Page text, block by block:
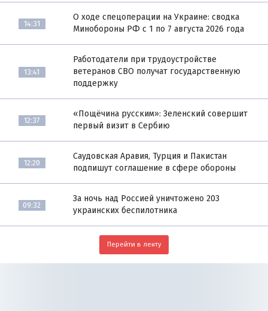
14:31
О ходе спецоперации на Украине: сводка
Минобороны РФ с 1 по 7 августа 2026 года
13:41
Работодатели при трудоустройстве
ветеранов СВО получат государственную
поддержку
12:37
«Пощёчина русским»: Зеленский совершит
первый визит в Сербию
12:20
Саудовская Аравия, Турция и Пакистан
подпишут соглашение в сфере обороны
09:32
За ночь над Россией уничтожено 203
украинских беспилотника
Перейти в ленту